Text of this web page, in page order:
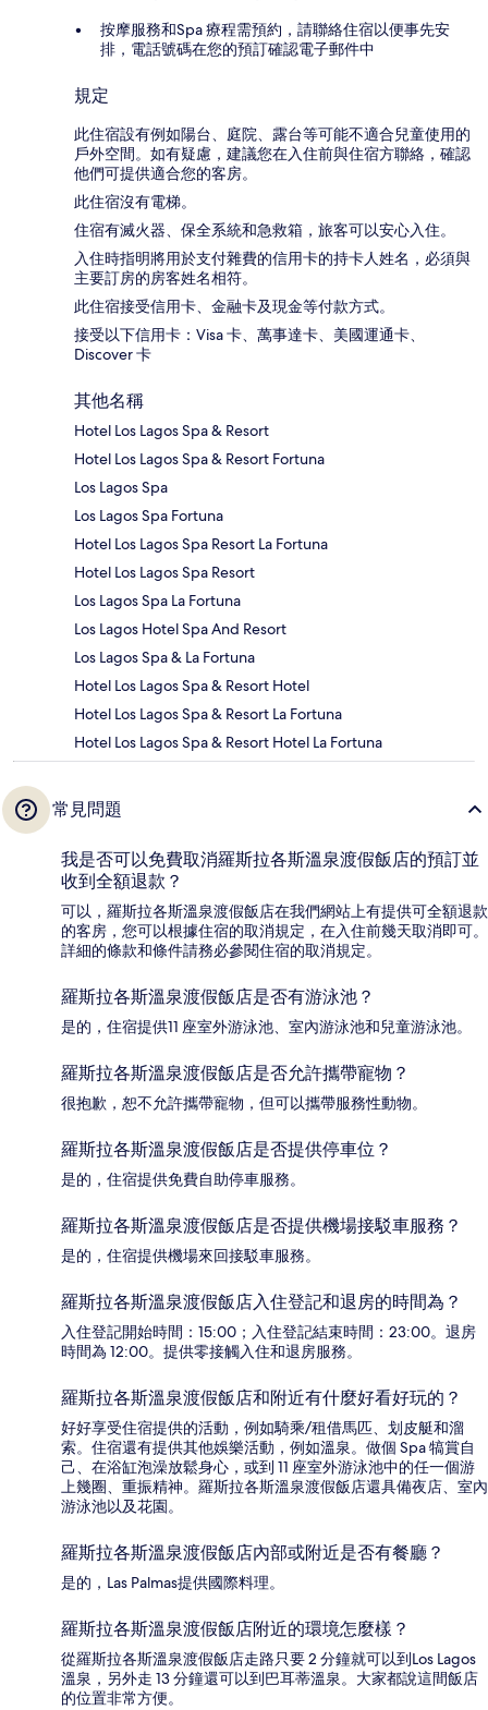
按摩服務和Spa 療程需預約，請聯絡住宿以便事先安
排，電話號碼在您的預訂確認電子郵件中
規定
此住宿設有例如陽台、庭院、露台等可能不適合兒童使用的
戶外空間。如有疑慮，建議您在入住前與住宿方聯絡，確認
他們可提供適合您的客房。
此住宿沒有電梯。
住宿有滅火器、保全系統和急救箱，旅客可以安心入住。
入住時指明將用於支付雜費的信用卡的持卡人姓名，必須與
主要訂房的房客姓名相符。
此住宿接受信用卡、金融卡及現金等付款方式。
接受以下信用卡：Visa 卡、萬事達卡、美國運通卡、
Discover 卡
其他名稱
Hotel Los Lagos Spa & Resort
Hotel Los Lagos Spa & Resort Fortuna
Los Lagos Spa
Los Lagos Spa Fortuna
Hotel Los Lagos Spa Resort La Fortuna
Hotel Los Lagos Spa Resort
Los Lagos Spa La Fortuna
Los Lagos Hotel Spa And Resort
Los Lagos Spa & La Fortuna
Hotel Los Lagos Spa & Resort Hotel
Hotel Los Lagos Spa & Resort La Fortuna
Hotel Los Lagos Spa & Resort Hotel La Fortuna
常見問題
我是否可以免費取消羅斯拉各斯溫泉渡假飯店的預訂並
收到全額退款？
可以，羅斯拉各斯溫泉渡假飯店在我們網站上有提供可全額退款
的客房，您可以根據住宿的取消規定，在入住前幾天取消即可。
詳細的條款和條件請務必參閱住宿的取消規定。
羅斯拉各斯溫泉渡假飯店是否有游泳池？
是的，住宿提供11 座室外游泳池、室內游泳池和兒童游泳池。
羅斯拉各斯溫泉渡假飯店是否允許攜帶寵物？
很抱歉，恕不允許攜帶寵物，但可以攜帶服務性動物。
羅斯拉各斯溫泉渡假飯店是否提供停車位？
是的，住宿提供免費自助停車服務。
羅斯拉各斯溫泉渡假飯店是否提供機場接駁車服務？
是的，住宿提供機場來回接駁車服務。
羅斯拉各斯溫泉渡假飯店入住登記和退房的時間為？
入住登記開始時間：15:00；入住登記結束時間：23:00。退房
時間為 12:00。提供零接觸入住和退房服務。
羅斯拉各斯溫泉渡假飯店和附近有什麼好看好玩的？
好好享受住宿提供的活動，例如騎乘/租借馬匹、划皮艇和溜
索。住宿還有提供其他娛樂活動，例如溫泉。做個 Spa 犒賞自
己、在浴缸泡澡放鬆身心，或到 11 座室外游泳池中的任一個游
上幾圈、重振精神。羅斯拉各斯溫泉渡假飯店還具備夜店、室內
游泳池以及花園。
羅斯拉各斯溫泉渡假飯店內部或附近是否有餐廳？
是的，Las Palmas提供國際料理。
羅斯拉各斯溫泉渡假飯店附近的環境怎麼樣？
從羅斯拉各斯溫泉渡假飯店走路只要 2 分鐘就可以到Los Lagos
溫泉，另外走 13 分鐘還可以到巴耳蒂溫泉。大家都說這間飯店
的位置非常方便。